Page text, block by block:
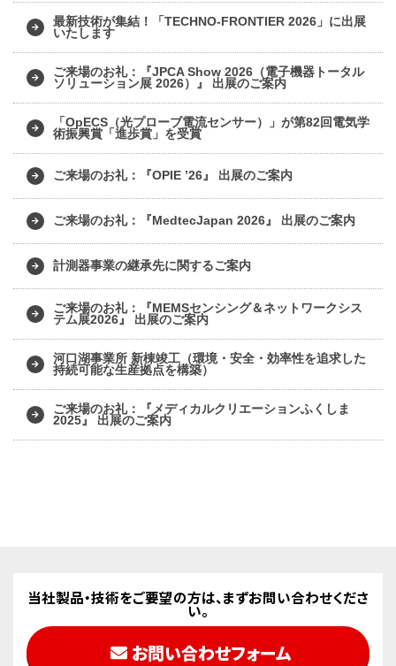
最新技術が集結！「TECHNO-FRONTIER 2026」に出展
いたします
ご来場のお礼：『JPCA Show 2026（電子機器トータル
ソリューション展 2026）』 出展のご案内
「OpECS（光プローブ電流センサー）」が第82回電気学
術振興賞「進歩賞」を受賞
ご来場のお礼：『OPIE ’26』 出展のご案内
ご来場のお礼：『MedtecJapan 2026』 出展のご案内
計測器事業の継承先に関するご案内
ご来場のお礼：『MEMSセンシング＆ネットワークシス
テム展2026』 出展のご案内
河口湖事業所 新棟竣工（環境・安全・効率性を追求した
持続可能な生産拠点を構築）
ご来場のお礼：『メディカルクリエーションふくしま
2025』 出展のご案内
当社製品・技術をご要望の方は、まずお問い合わせくださ
い。
お問い合わせフォーム